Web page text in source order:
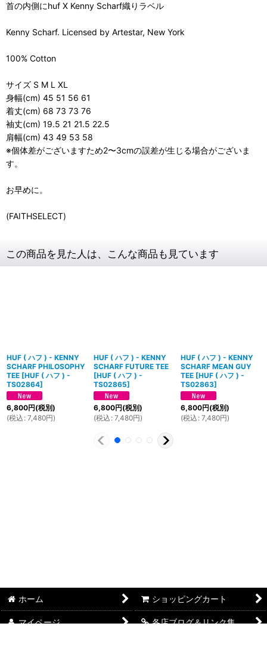
首の内側にhuf X Kenny Scharf織りラベル
Kenny Scharf. Licensed by Artestar, New York
100% Cotton
サイズ S M L XL
身幅(cm) 45 51 56 61
着丈(cm) 68 73 73 76
袖丈(cm) 19.5 21 21.5 22.5
肩幅(cm) 43 49 53 58
※個体差がございますため2〜3cmの誤差が生じる場合がございま
す。
お早めに。
(FAITHSELECT)
この商品を見た人は、こんな商品も見ています
HUF ( ハフ ) - KENNY
SCHARF PHILOSOPHY
TEE [HUF ( ハフ ) -
TS02864]
6,800円(税別)
(税込 : 7,480円)
HUF ( ハフ ) - KENNY
SCHARF FUTURE TEE
[HUF ( ハフ ) -
TS02865]
6,800円(税別)
(税込 : 7,480円)
HUF ( ハフ ) - KENNY
SCHARF MEAN GUY
TEE [HUF ( ハフ ) -
TS02863]
6,800円(税別)
(税込 : 7,480円)
ホーム ショッピングカート
マイページ 各店ブログ＆リンク集